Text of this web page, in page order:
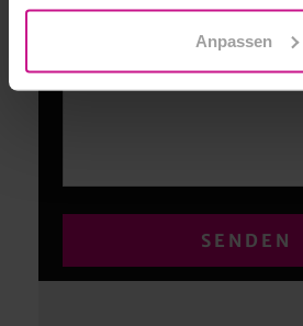
Anpassen
Ihre Nachricht*